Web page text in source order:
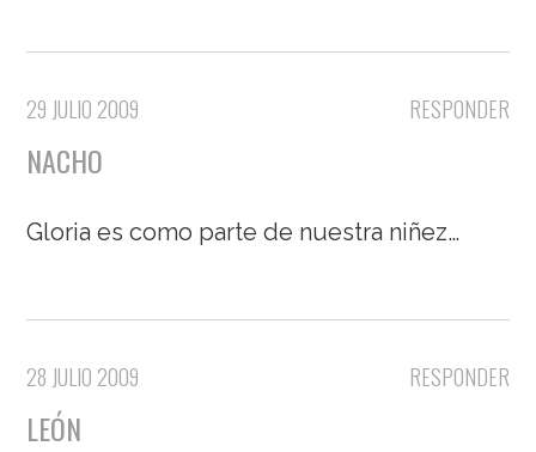
RESPONDER
29 JULIO 2009
NACHO
Gloria es como parte de nuestra niñez…
RESPONDER
28 JULIO 2009
LEÓN